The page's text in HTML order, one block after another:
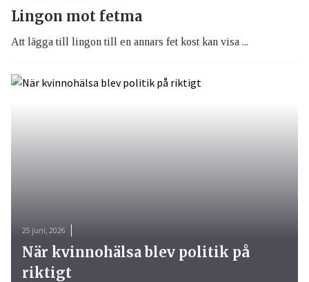
Lingon mot fetma
Att lägga till lingon till en annars fet kost kan visa ...
25 juni, 2026
När kvinnohälsa blev politik på
riktigt